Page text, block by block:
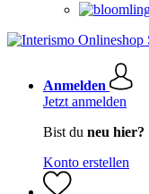
Anmelden
Jetzt anmelden
Bist du neu hier?
Konto erstellen